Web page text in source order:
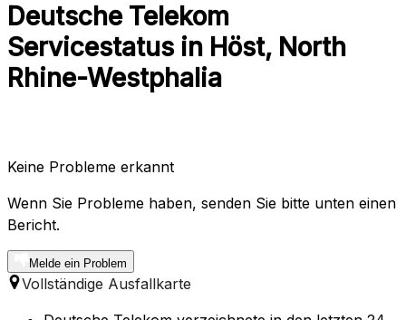
Deutsche Telekom
Servicestatus in Höst, North
Rhine-Westphalia
Keine Probleme erkannt
Wenn Sie Probleme haben, senden Sie bitte unten einen
Bericht.
Melde ein Problem
Vollständige Ausfallkarte